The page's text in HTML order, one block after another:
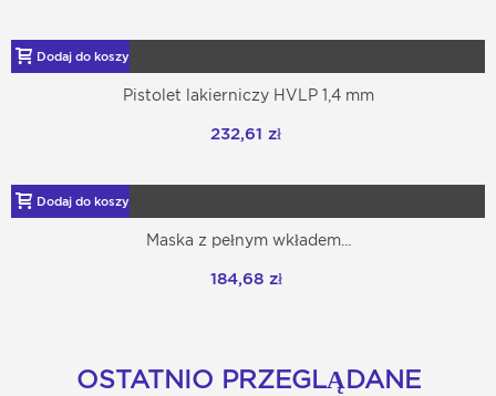
Dodaj do koszyka
Pistolet lakierniczy HVLP 1,4 mm
232,61 zł
Dodaj do koszyka
Maska z pełnym wkładem...
184,68 zł
OSTATNIO PRZEGLĄDANE